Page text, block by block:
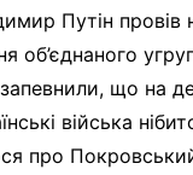
Путін провів
об’єднаного
що на
війська
про